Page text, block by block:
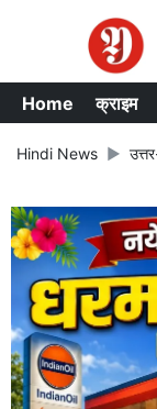
Home क्राइम
Hindi News